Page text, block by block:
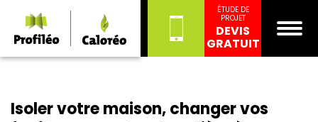
ÉTUDE DE
PROJET
DEVIS
GRATUIT
Isoler votre maison, changer vos